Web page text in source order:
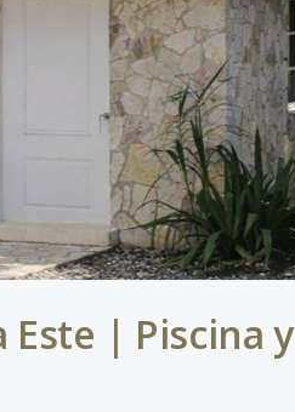
Este | Piscina y